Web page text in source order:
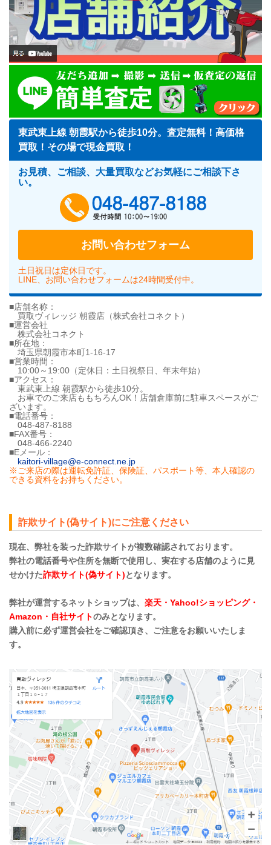
東武東上線 朝霞駅から徒歩10分。査定無料！高価格
買取！その場で現金買取！
お見積、ご相談、大量買取などお気軽にご相談下さ
い。
お問い合わせフォーム
土日祝日は定休日です。
LINE、お問い合わせフォームは24時間受付中。
■店舗名称：
買取ヴィレッジ 朝霞店（株式会社コネクト）
■運営会社
株式会社コネクト
■所在地：
埼玉県朝霞市本町1-16-17
■営業時間：
10:00～19:00（定休日：土日祝祭日、年末年始）
■アクセス：
東武東上線 朝霞駅から徒歩10分。
お車でのご来店ももちろんOK！店舗倉庫前に駐車スペースがご
ざいます。
■電話番号：
048-487-8188
■FAX番号：
048-466-2240
■Eメール：
kaitori-village@e-connect.ne.jp
※ご来店の際は運転免許証、保険証、パスポート等、本人確認の
できる資料をお持ちください。
詐欺サイト(偽サイト)にご注意ください
現在、弊社を装った詐欺サイトが複数確認されております。
弊社の電話番号や住所を無断で使用し、実在する店舗のように見
せかけた詐欺サイト(偽サイト)となります。
弊社が運営するネットショップは、 楽天・Yahoo!ショッピング・
Amazon・自社サイトのみとなります。
購入前に必ず運営会社をご確認頂き、ご注意をお願いいたしま
す。